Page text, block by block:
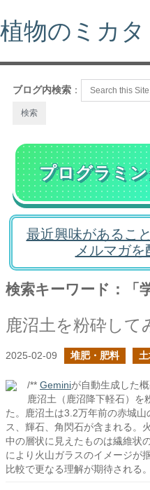
植物のミカタ
ブログ内検索 ：
プログラミ
最近興味があるこ
メルマガ
検索キーワード：「
鹿沼土を粉砕して
2025-02-09 堆肥・肥料
/** Geminiが自動生成した
鹿沼土（鹿沼降下軽石）を
た。鹿沼土は3.2万年前の赤城
ス、輝石、角閃石が含まれる。
中の層状に見えたものは繊維状
により火山ガラスのイメージが
比較で更なる理解が期待される。